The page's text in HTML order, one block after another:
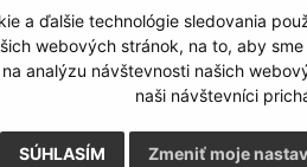
a ďalšie technológie sledovania
webových stránok, na to, aby
analýzu návštevnosti našich
naši návštevníci
SÚHLASÍM Zmeniť moje